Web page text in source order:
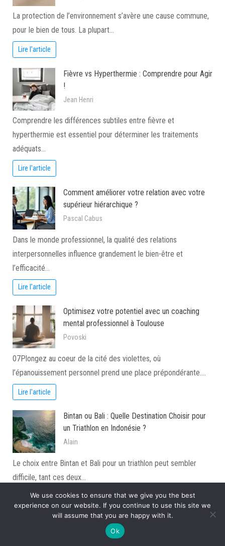
La protection de l’environnement s’avère une cause commune,
pour le bien de tous. La plupart…
Lire l'article
Fièvre vs Hyperthermie : Comprendre pour Agir
!
Jean Henri
Comprendre les différences subtiles entre fièvre et
hyperthermie est essentiel pour déterminer les traitements
adéquats…
Lire l'article
Comment améliorer votre relation avec votre
supérieur hiérarchique ?
Pascal Cabus
Dans le monde professionnel, la qualité des relations
interpersonnelles influence grandement le bien-être et
l’efficacité…
Lire l'article
Optimisez votre potentiel avec un coaching
mental professionnel à Toulouse
Povoski
07Plongez au coeur de la cité des violettes, où
l’épanouissement personnel prend une place prépondérante.…
Lire l'article
Bintan ou Bali : Quelle Destination Choisir pour
un Triathlon en Indonésie ?
Alain
Le choix entre Bintan et Bali pour un triathlon peut sembler
difficile, tant ces deux…
Lire l'article
Découvrir les faces cachées de Sao Paulo
durant une classe de découverte
We use cookies to ensure that we give you the best
experience on our website. If you continue to use this site we
will assume that you are happy with it.
Ok